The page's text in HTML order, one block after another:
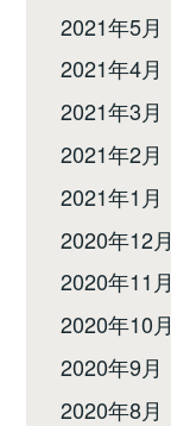
2021年5月
2021年4月
2021年3月
2021年2月
2021年1月
2020年12月
2020年11月
2020年10月
2020年9月
2020年8月